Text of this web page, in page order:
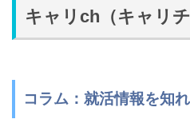
キャリch（キャリ
コラム：就活情報を知